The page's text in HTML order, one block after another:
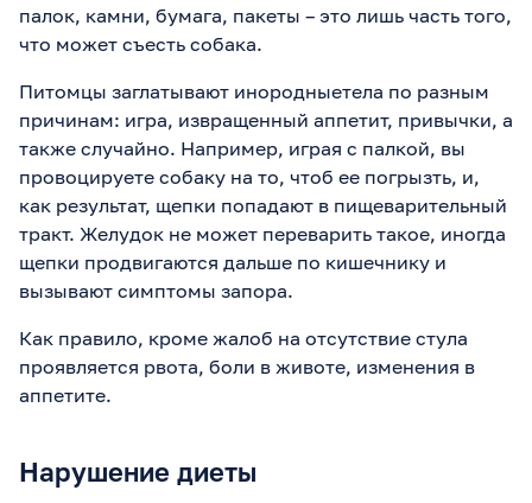
палок, камни, бумага, пакеты – это лишь часть того,
что может съесть собака.
Питомцы заглатывают инородныетела по разным
причинам: игра, извращенный аппетит, привычки, а
также случайно. Например, играя с палкой, вы
провоцируете собаку на то, чтоб ее погрызть, и,
как результат, щепки попадают в пищеварительный
тракт. Желудок не может переварить такое, иногда
щепки продвигаются дальше по кишечнику и
вызывают симптомы запора.
Как правило, кроме жалоб на отсутствие стула
проявляется рвота, боли в животе, изменения в
аппетите.
Нарушение диеты